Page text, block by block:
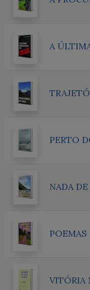
A
PERTO
NADA
POEMAS
VITÓRIA